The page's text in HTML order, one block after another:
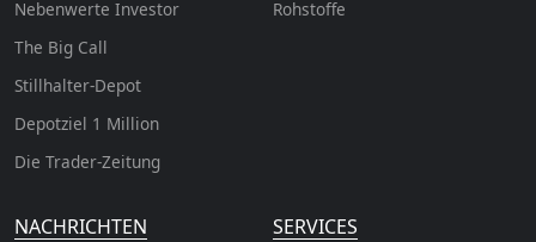
Nebenwerte Investor
The Big Call
Stillhalter-Depot
Depotziel 1 Million
Die Trader-Zeitung
Rohstoffe
NACHRICHTEN SERVICES